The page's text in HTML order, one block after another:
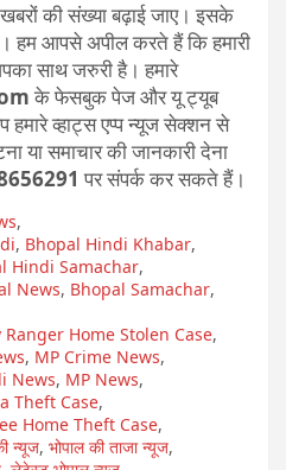
की संख्या बढ़ाई जाए। इसके
हम आपसे अपील करते हैं कि हमारी
साथ जरुरी है। हमारे
के फेसबुक पेज और यू ट्यूब
व्हाट्स एप्प न्यूज सेक्शन से
या समाचार की जानकारी देना
पर संपर्क कर सकते हैं।
,
, Bhopal Hindi Khabar,
Hindi Samachar,
News, Bhopal Samachar,
Home Stolen Case,
, MP Crime News,
News, MP News,
Theft Case,
Home Theft Case,
न्यूज, भोपाल की ताजा न्यूज,